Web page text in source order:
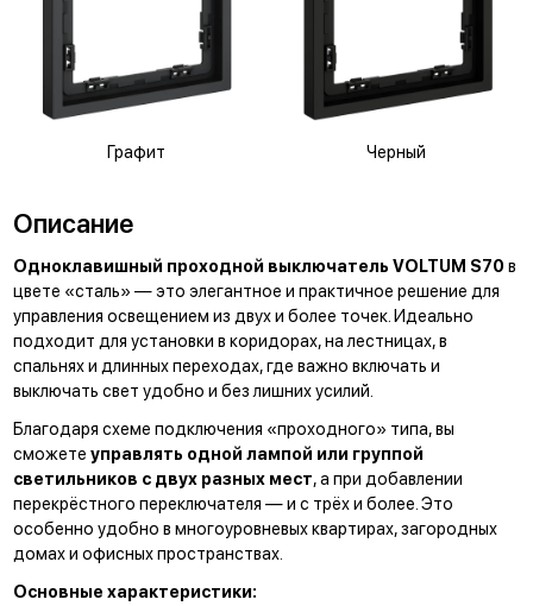
Графит Черный
Описание
Одноклавишный проходной выключатель VOLTUM S70 в
цвете «сталь» — это элегантное и практичное решение для
управления освещением из двух и более точек. Идеально
подходит для установки в коридорах, на лестницах, в
спальнях и длинных переходах, где важно включать и
выключать свет удобно и без лишних усилий.
Благодаря схеме подключения «проходного» типа, вы
сможете управлять одной лампой или группой
светильников с двух разных мест, а при добавлении
перекрёстного переключателя — и с трёх и более. Это
особенно удобно в многоуровневых квартирах, загородных
домах и офисных пространствах.
Основные характеристики: